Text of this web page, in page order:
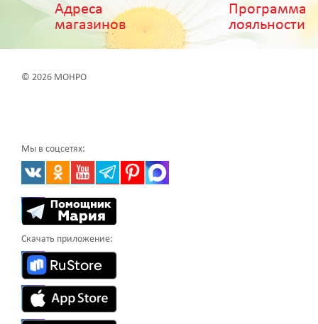
Адреса
магазинов
Программа
лояльности
© 2026 МОНРО
Мы в соцсетях:
Скачать приложение: